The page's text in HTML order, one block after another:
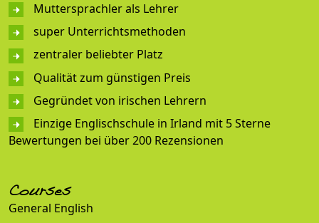
Muttersprachler als Lehrer
super Unterrichtsmethoden
zentraler beliebter Platz
Qualität zum günstigen Preis
Gegründet von irischen Lehrern
Einzige Englischschule in Irland mit 5 Sterne
Bewertungen bei über 200 Rezensionen
Courses
General English